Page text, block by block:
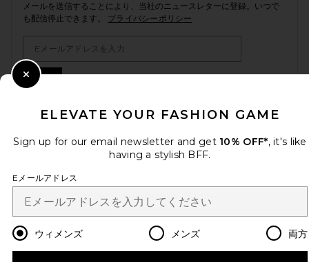
メールを送信することにより、当社のニュースレターに登録。いつで
も配信停止できます。 プライバシーポリシー
Change Country Regions
ja USD
改善にご協力ください！
本日のお買い物に関する簡単なアンケートを実施しております
カスタマーサービス
ELEVATE YOUR FASHION GAME
Sign up for our email newsletter and get 10% OFF*, it's like
having a stylish BFF.
Eメールアドレス
ウィメンズ メンズ 両方
Close Modal